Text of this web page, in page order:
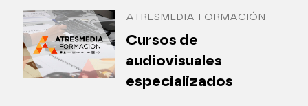
ATRESMEDIA FORMACIÓN
Cursos de
audiovisuales
especializados